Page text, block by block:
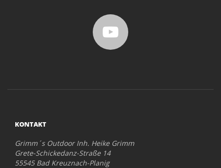
KONTAKT
Grimm´s Outdoor Inh. Heike Grimm
Grete-Schickedanz-Straße 14
55545 Bad Kreuznach-Planig